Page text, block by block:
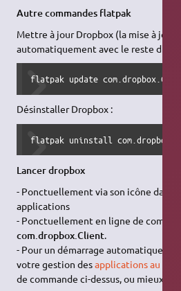
Autre commandes flatpak
Mettre à jour Dropbox (la mise à jour
automatiquement avec le reste du
flatpak update
Désinstaller Dropbox :
flatpak uninstall
Lancer dropbox
- Ponctuellement via son icône dans
applications
- Ponctuellement en ligne de
com.dropbox.Client
- Pour un démarrage automatique
votre gestion desapplications au
de commande ci-dessus, ou mieux